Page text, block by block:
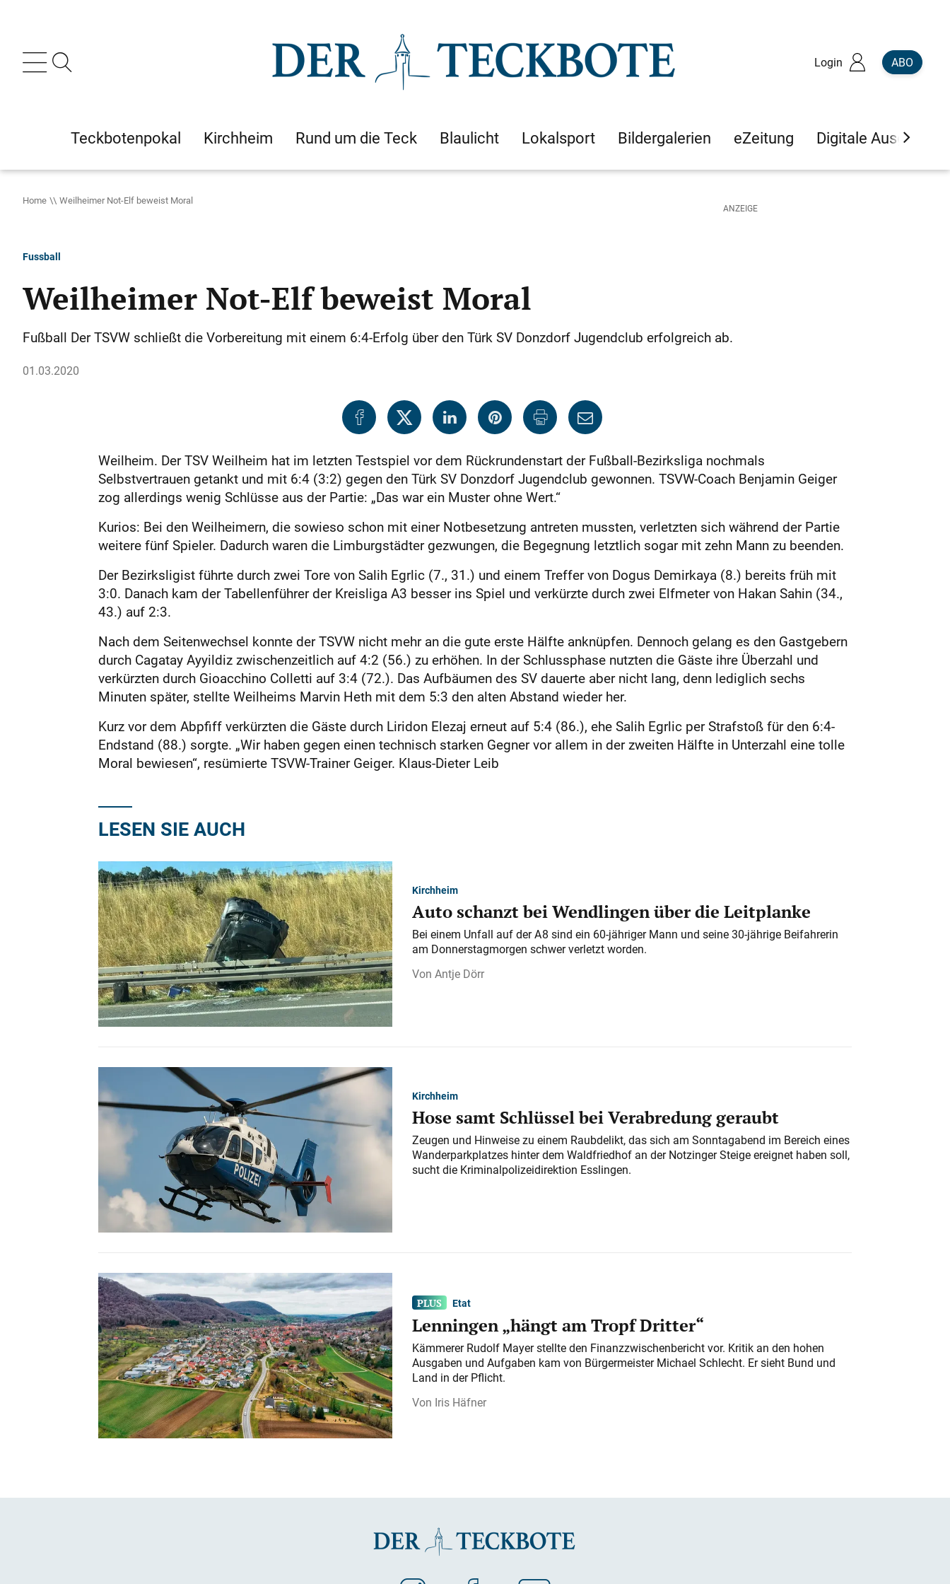
Login ABO
Teckbotenpokal Kirchheim Rund um die Teck Blaulicht Lokalsport Bildergalerien eZeitung Digitale Ausgaben
Home Weilheimer Not-Elf beweist Moral
Fussball
Weilheimer Not-Elf beweist Moral
Fußball Der TSVW schließt die Vorbereitung mit einem 6:4-Erfolg über den Türk SV Donzdorf Jugendclub erfolgreich ab.
01.03.2020
Weilheim. Der TSV Weilheim hat im letzten Testspiel vor dem Rückrundenstart der Fußball-Bezirksliga nochmals
Selbstvertrauen getankt und mit 6:4 (3:2) gegen den Türk SV Donzdorf Jugendclub gewonnen. TSVW-Coach Benjamin Geiger
zog allerdings wenig Schlüsse aus der Partie: „Das war ein Muster ohne Wert.“
Kurios: Bei den Weilheimern, die sowieso schon mit einer Notbesetzung antreten mussten, verletzten sich während der Partie
weitere fünf Spieler. Dadurch waren die Limburgstädter gezwungen, die Begegnung letztlich sogar mit zehn Mann zu beenden.
Der Bezirksligist führte durch zwei Tore von Salih Egrlic (7., 31.) und einem Treffer von Dogus Demirkaya (8.) bereits früh mit
3:0. Danach kam der Tabellenführer der Kreisliga A3 besser ins Spiel und verkürzte durch zwei Elfmeter von Hakan Sahin (34.,
43.) auf 2:3.
Nach dem Seitenwechsel konnte der TSVW nicht mehr an die gute erste Hälfte anknüpfen. Dennoch gelang es den Gastgebern
durch Cagatay Ayyildiz zwischenzeitlich auf 4:2 (56.) zu erhöhen. In der Schlussphase nutzten die Gäste ihre Überzahl und
verkürzten durch Gioacchino Colletti auf 3:4 (72.). Das Aufbäumen des SV dauerte aber nicht lang, denn lediglich sechs
Minuten später, stellte Weilheims Marvin Heth mit dem 5:3 den alten Abstand wieder her.
Kurz vor dem Abpfiff verkürzten die Gäste durch Liridon Elezaj erneut auf 5:4 (86.), ehe Salih Egrlic per Strafstoß für den 6:4-
Endstand (88.) sorgte. „Wir haben gegen einen technisch starken Gegner vor allem in der zweiten Hälfte in Unterzahl eine tolle
Moral bewiesen“, resümierte TSVW-Trainer Geiger. Klaus-Dieter Leib
LESEN SIE AUCH
Kirchheim
Auto schanzt bei Wendlingen über die Leitplanke
Bei einem Unfall auf der A 8 sind ein 60-jähriger Mann und seine 30-jährige Beifahrerin
am Donnerstagmorgen schwer verletzt worden.
Antje Dörr
Kirchheim
Hose samt Schlüssel bei Verabredung geraubt
Zeugen und Hinweise zu einem Raubdelikt, das sich am Sonntagabend im Bereich eines
Wanderparkplatzes hinter dem Waldfriedhof an der Notzinger Steige ereignet haben soll,
sucht die Kriminalpolizeidirektion Esslingen.
Etat
Lenningen „hängt am Tropf Dritter“
Kämmerer Rudolf Mayer stellte den Finanzzwischenbericht vor. Kritik an den hohen
Ausgaben und Aufgaben kam von Bürgermeister Michael Schlecht. Er sieht Bund und
Land in der Pflicht.
Iris Häfner